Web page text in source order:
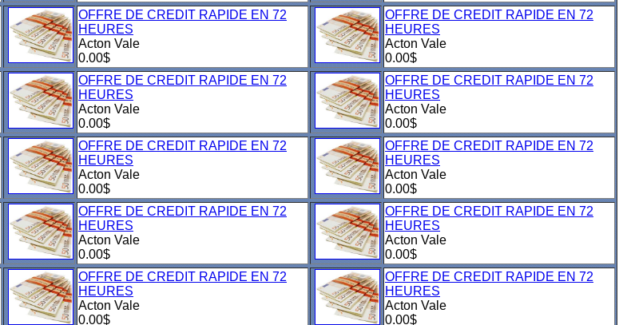
OFFRE DE CREDIT RAPIDE EN 72
HEURES
Acton Vale
0.00$
OFFRE DE CREDIT RAPIDE EN 72
HEURES
Acton Vale
0.00$
OFFRE DE CREDIT RAPIDE EN 72
HEURES
Acton Vale
0.00$
OFFRE DE CREDIT RAPIDE EN 72
HEURES
Acton Vale
0.00$
OFFRE DE CREDIT RAPIDE EN 72
HEURES
Acton Vale
0.00$
OFFRE DE CREDIT RAPIDE EN 72
HEURES
Acton Vale
0.00$
OFFRE DE CREDIT RAPIDE EN 72
HEURES
Acton Vale
0.00$
OFFRE DE CREDIT RAPIDE EN 72
HEURES
Acton Vale
0.00$
OFFRE DE CREDIT RAPIDE EN 72
HEURES
Acton Vale
0.00$
OFFRE DE CREDIT RAPIDE EN 72
HEURES
Acton Vale
0.00$